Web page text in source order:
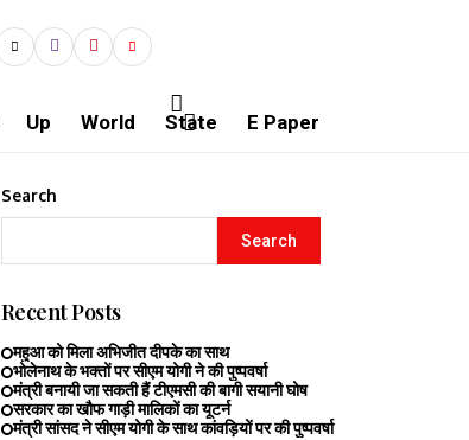
Up World State E Paper
Search
Search
Recent Posts
महुआ को मिला अभिजीत दीपके का साथ
भोलेनाथ के भक्तों पर सीएम योगी ने की पुष्पवर्षा
मंत्री बनायी जा सकती हैं टीएमसी की बागी सयानी घोष
सरकार का खौफ गाड़ी मालिकों का यूटर्न
मंत्री सांसद ने सीएम योगी के साथ कांवड़ियों पर की पुष्पवर्षा